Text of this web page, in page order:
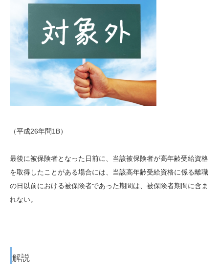
（平成26年問1B）
最後に被保険者となった日前に、当該被保険者が高年齢受給資格
を取得したことがある場合には、当該高年齢受給資格に係る離職
の日以前における被保険者であった期間は、被保険者期間に含ま
れない。
解説